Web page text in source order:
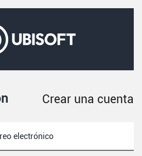
Crear una cuenta
electrónico